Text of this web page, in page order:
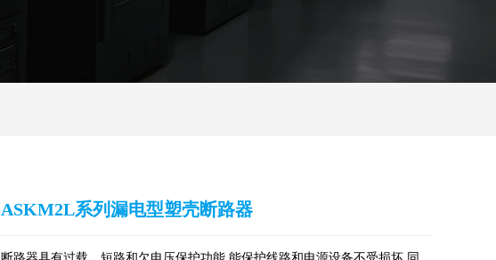
ASKM2L系列漏电型塑壳断路器